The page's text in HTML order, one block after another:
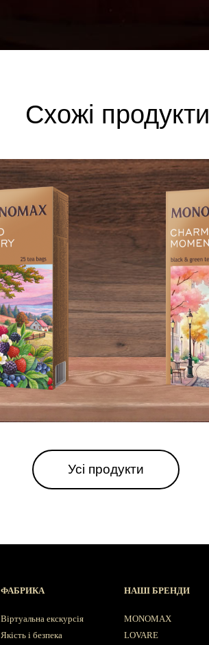
Схожі продукти
Усі продукти
ФАБРИКА
Віртуальна екскурсія
Якість і безпека
НАШІ БРЕНДИ
MONOMAX
LOVARE